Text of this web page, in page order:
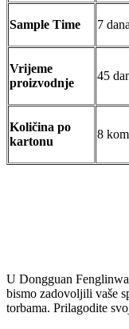
Sample Time 7 dana
Vrijeme
proizvodnje
45
Količina po
kartonu
8
U Dongguan
bismo zadovoljili vaše
torbama. Prilagodite